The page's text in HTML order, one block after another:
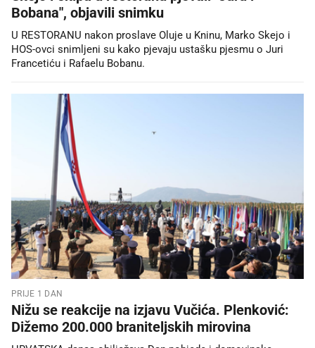
Bobana", objavili snimku
U RESTORANU nakon proslave Oluje u Kninu, Marko Skejo i
HOS-ovci snimljeni su kako pjevaju ustašku pjesmu o Juri
Francetiću i Rafaelu Bobanu.
PRIJE 1 DAN
Nižu se reakcije na izjavu Vučića. Plenković:
Dižemo 200.000 braniteljskih mirovina